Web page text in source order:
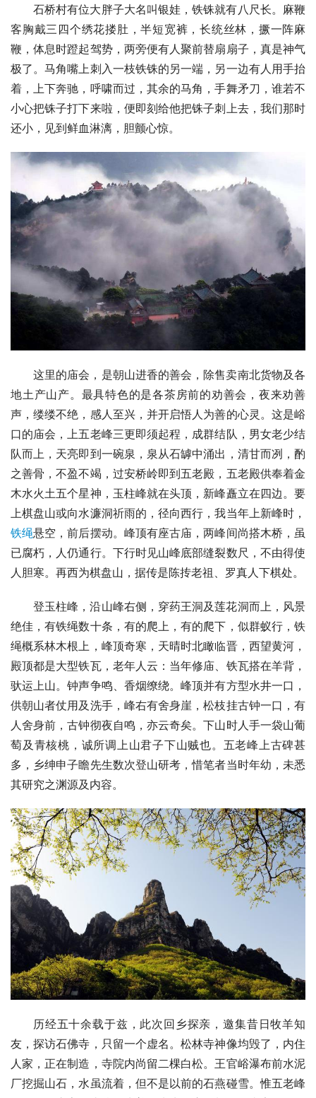
石桥村有位大胖子大名叫银娃，铁铢就有八尺长。麻鞭
客胸戴三四个绣花搂肚，半短宽裤，长统丝林，撅一阵麻
鞭，体息时蹬起驾势，两旁便有人聚前替扇扇子，真是神气
极了。马角嘴上刺入一枝铁铢的另一端，另一边有人用手抬
着，上下奔驰，呼啸而过，其余的马角，手舞矛刀，谁若不
小心把铢子打下来啦，便即刻给他把铢子刺上去，我们那时
还小，见到鲜血淋漓，胆颤心惊。
这里的庙会 ，是朝山进香的善会，除售卖南北货物及各
地土产山产。最具特色的是各茶房前的劝善会，夜来劝善
声，缕缕不绝，感人至兴，并开启悟人为善的心灵。这是峪
口的庙会，上五老峰三更即须起程，成群结队，男女老少结
队而上，天亮即到一碗泉，泉从石罅中涌出，清甘而冽，酌
之善骨，不盈不竭，过安桥岭即到五老殿，五老殿供奉着金
木水火土五个星神，玉柱峰就在头顶，新峰矗立在四边。要
上棋盘山或向水濂洞祈雨的，径向西行，我当年上新峰时，
铁绳悬空，前后摆动。峰顶有座古庙，两峰间尚搭木桥，虽
已腐朽，人仍通行。下行时见山峰底部缝裂数尺，不由得使
人胆寒。再西为棋盘山，据传是陈抟老祖、罗真人下棋处。
登玉柱峰，沿山峰右侧，穿药王洞及莲花洞而上，风景
绝佳，有铁绳数十条，有的爬上，有的爬下，似群蚁行，铁
绳概系林木根上，峰顶奇寒，天晴时北瞰临晋，西望黄河 ，
殿顶都是大型铁瓦，老年人云：当年修庙、铁瓦搭在羊背，
驮运上山。钟声争鸣、香烟缭绕。峰顶并有方型水井一口，
供朝山者仗用及洗手，峰右有舍身崖，松枝挂古钟一口，有
人舍身前，古钟彻夜自鸣，亦云奇矣。下山时人手一袋山葡
萄及青核桃，诚所调上山君子下山贼也。五老峰上古碑甚
多，乡绅申子瞻先生数次登山研考，惜笔者当时年幼，未悉
其研究之渊源及内容。
历经五十余载于兹，此次回乡探亲，邀集昔日牧羊知
友，探访石佛寺，只留一个虚名。松林寺神像均毁了，内住
人家，正在制造，寺院内尚留二棵白松。王官峪瀑布前水泥
厂挖掘山石，水虽流着，但不是以前的石燕碰雪。惟五老峰